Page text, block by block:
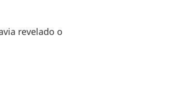
revelado o